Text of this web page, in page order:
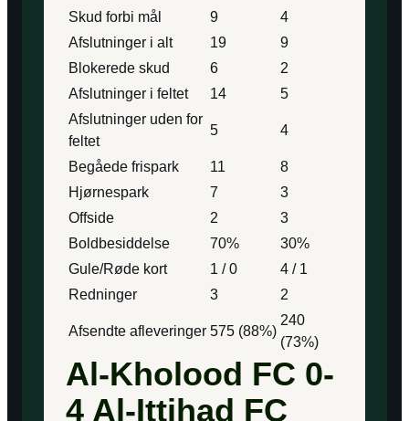
Skud forbi mål
9
4
Afslutninger i alt
19
9
Blokerede skud
6
2
Afslutninger i feltet
14
5
Afslutninger uden for
feltet
5 4
Begåede frispark 11
8
Hjørnespark
7
3
Offside
2
3
Boldbesiddelse
70%
30%
Gule/Røde kort
1 / 0
4 / 1
Redninger
3 2
Afsendte afleveringer 575 (88%)
240
(73%)
Al-Kholood FC 0-
4 Al-Ittihad FC